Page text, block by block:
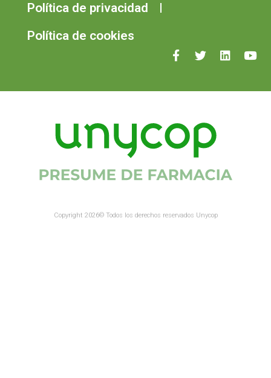
Política de privacidad
Política de cookies
Copyright 2026© Todos los derechos reservados Unycop